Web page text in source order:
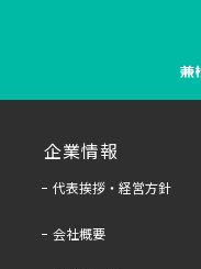
企業情報
代表挨拶・経営方針
会社概要